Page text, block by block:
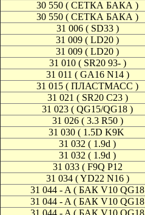
30 550 ( СЕТКА БАКА )
30 550 ( СЕТКА БАКА )
31 006 ( SD33 )
31 009 ( LD20 )
31 009 ( LD20 )
31 010 ( SR20 93- )
31 011 ( GA16 N14 )
31 015 ( ПЛАСТМАСС )
31 021 ( SR20 C23 )
31 023 ( QG15/QG18 )
31 026 ( 3.3 R50 )
31 030 ( 1.5D K9K
31 032 ( 1.9d )
31 032 ( 1.9d )
31 033 ( F9Q P12
31 034 ( YD22 N16 )
31 044 - A ( БАК V10 QG18
31 044 - A ( БАК V10 QG18